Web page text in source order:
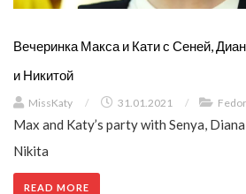
Вечеринка Макса и Кати с Сеней,
и Никитой
MissKaty / 31.01.2021 /
Max and Katy’s party with Senya,
Nikita
READ MORE